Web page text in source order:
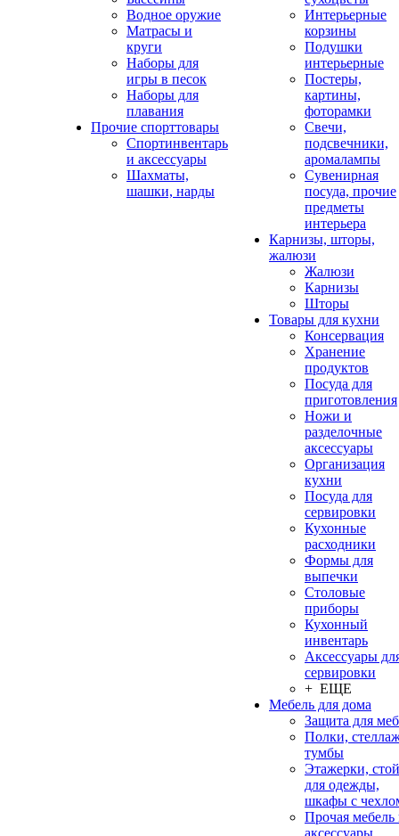
Водное оружие
Матрасы и
круги
Наборы для
игры в песок
Наборы для
плавания
Прочие спорттовары
Спортинвентарь
и аксессуары
Шахматы,
шашки, нарды
Интерьерные
корзины
Подушки
интерьерные
Постеры,
картины,
фоторамки
Свечи,
подсвечники,
аромалампы
Сувенирная
посуда, прочие
предметы
интерьера
Карнизы, шторы,
жалюзи
Жалюзи
Карнизы
Шторы
Товары для кухни
Консервация
Хранение
продуктов
Посуда для
приготовления
Ножи и
разделочные
аксессуары
Организация
кухни
Посуда для
сервировки
Кухонные
расходники
Формы для
выпечки
Столовые
приборы
Кухонный
инвентарь
Аксессуары
сервировки
+ ЕЩЕ
Мебель для дома
Защита для
Полки,
тумбы
Этажерки,
для одежды,
шкафы с
Прочая мебель
аксессуары